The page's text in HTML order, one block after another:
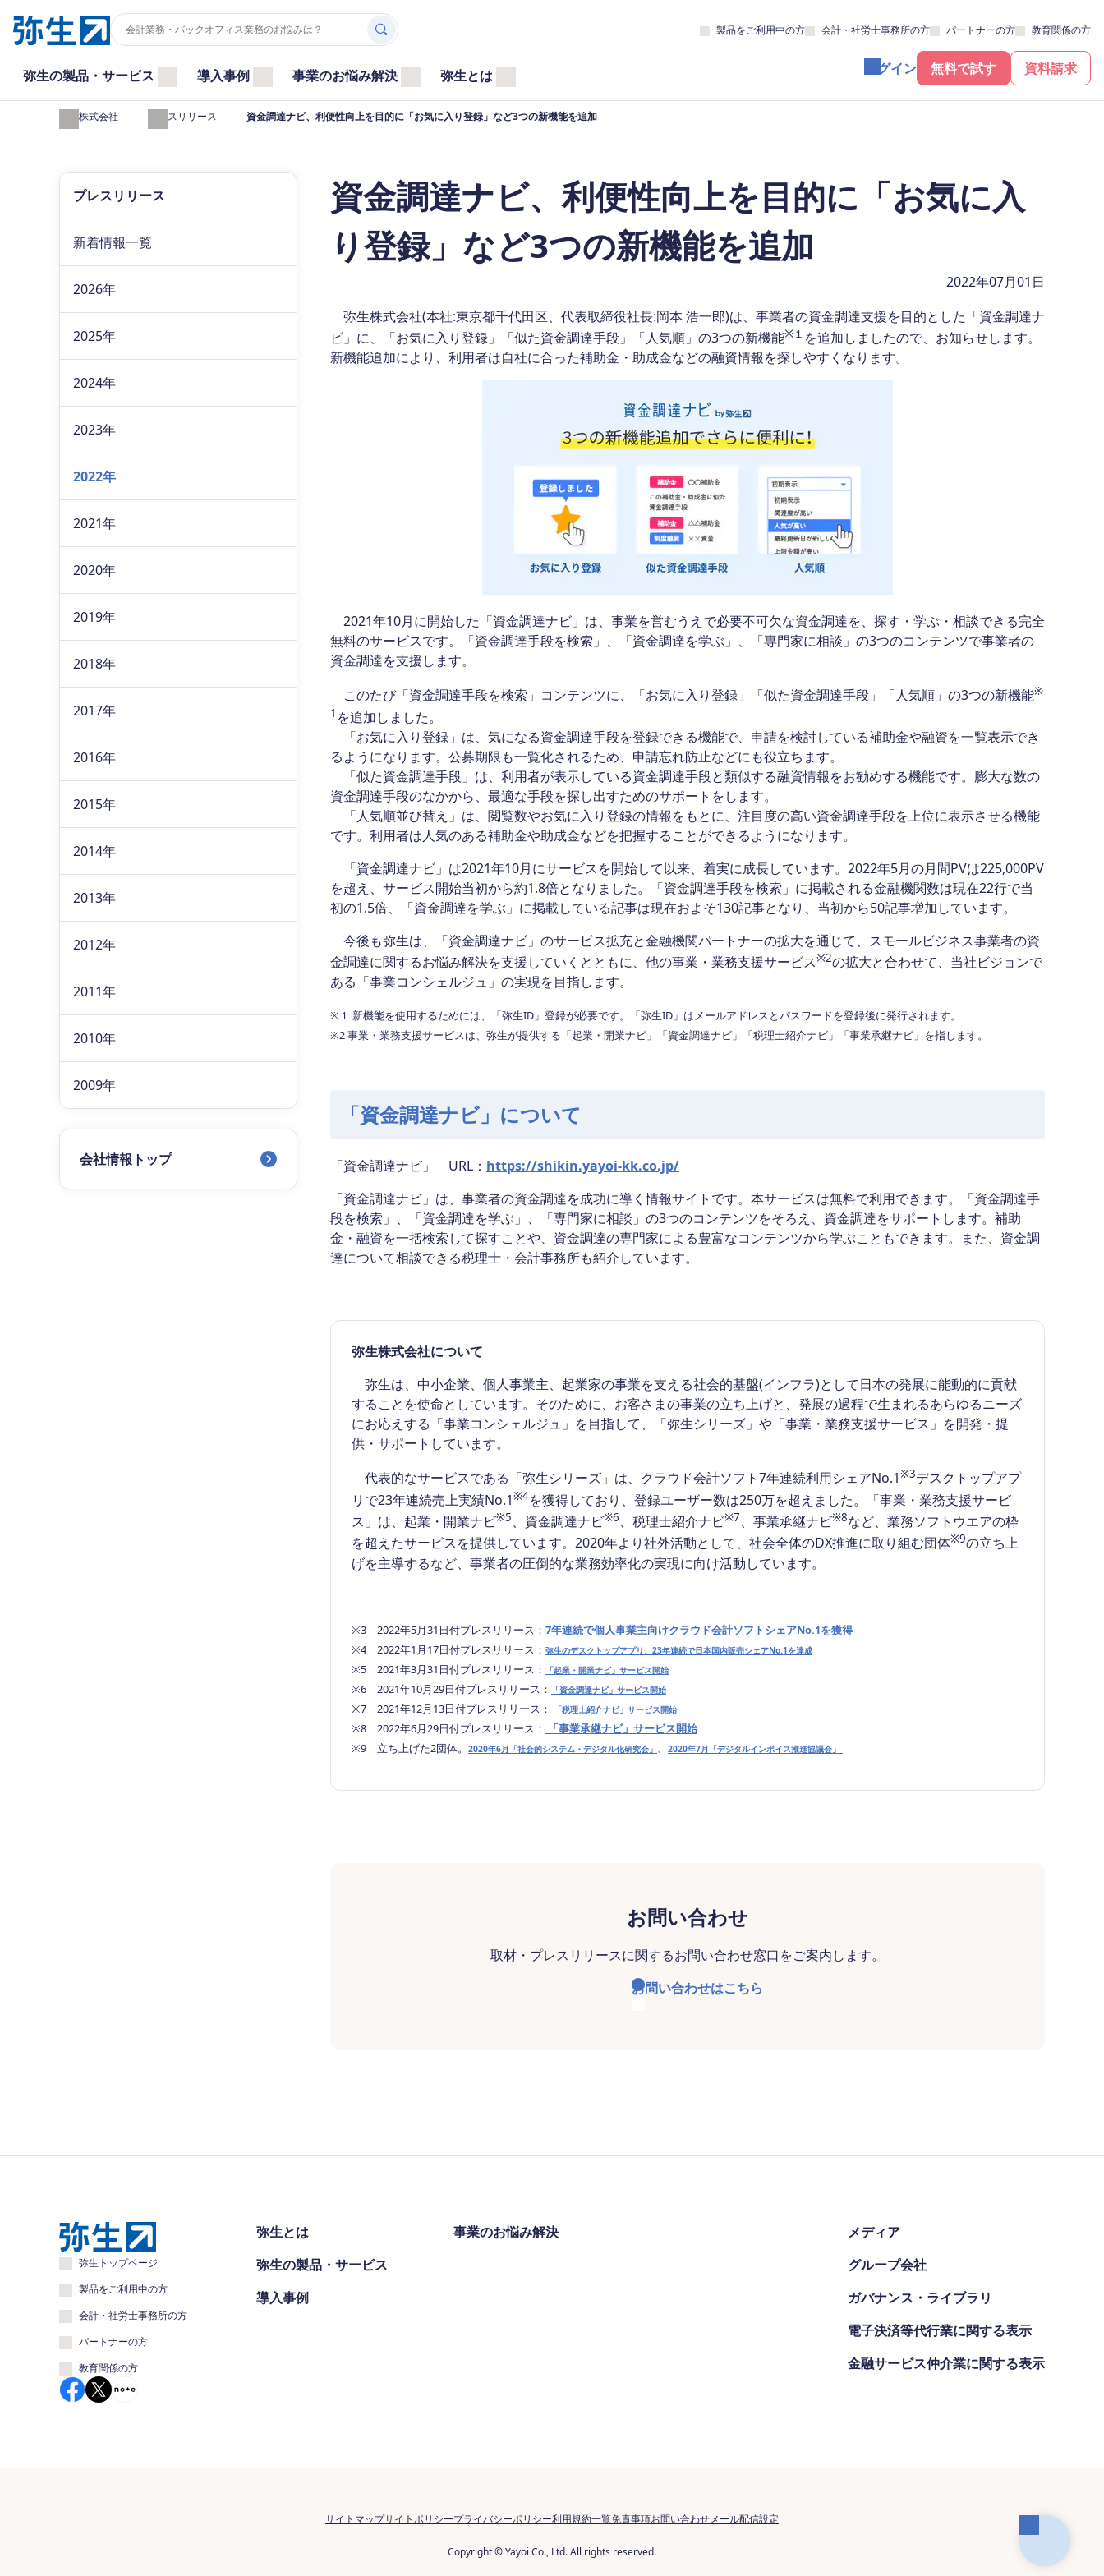
製品をご利用中の方 会計・社労士事務所の方 パートナーの方 教育関係の方
弥生の製品・サービス 導入事例 事業のお悩み解決 弥生とは 無料で試す 資料請求
ログイン
弥生株式会社 プレスリリース 資金調達ナビ、利便性向上を目的に「お気に入り登録」など3つの新機能を追加
資金調達ナビ、利便性向上を目的に「お気に入
り登録」など3つの新機能を追加
2022年07月01日
弥生株式会社(本社:東京都千代田区、代表取締役社長:岡本 浩一郎)は、事業者の資金調達支援を目的とした「資金調達ナ
ビ」に、「お気に入り登録」「似た資金調達手段」「人気順」の3つの新機能※１ を追加しましたので、お知らせします。
新機能追加により、利用者は自社に合った補助金・助成金などの融資情報を探しやすくなります。
2021年10月に開始した「資金調達ナビ」は、事業を営むうえで必要不可欠な資金調達を、探す・学ぶ・相談できる完全
無料のサービスです。「資金調達手段を検索」、「資金調達を学ぶ」、「専門家に相談」の3つのコンテンツで事業者の
資金調達を支援します。
このたび「資金調達手段を検索」コンテンツに、「お気に入り登録」「似た資金調達手段」「人気順」の3つの新機能※
1 を追加しました。
「お気に入り登録」は、気になる資金調達手段を登録できる機能で、申請を検討している補助金や融資を一覧表示でき
るようになります。公募期限も一覧化されるため、申請忘れ防止などにも役立ちます。
「似た資金調達手段」は、利用者が表示している資金調達手段と類似する融資情報をお勧めする機能です。膨大な数の
資金調達手段のなかから、最適な手段を探し出すためのサポートをします。
「人気順並び替え」は、閲覧数やお気に入り登録の情報をもとに、注目度の高い資金調達手段を上位に表示させる機能
です。利用者は人気のある補助金や助成金などを把握することができるようになります。
「資金調達ナビ」は2021年10月にサービスを開始して以来、着実に成長しています。2022年5月の月間PVは225,000PV
を超え、サービス開始当初から約1.8倍となりました。「資金調達手段を検索」に掲載される金融機関数は現在22行で当
初の1.5倍、「資金調達を学ぶ」に掲載している記事は現在およそ130記事となり、当初から50記事増加しています。
今後も弥生は、「資金調達ナビ」のサービス拡充と金融機関パートナーの拡大を通じて、スモールビジネス事業者の資
金調達に関するお悩み解決を支援していくとともに、他の事業・業務支援サービス※2の拡大と合わせて、当社ビジョンで
ある「事業コンシェルジュ」の実現を目指します。
※１ 新機能を使用するためには、「弥生ID」登録が必要です。「弥生ID」はメールアドレスとパスワードを登録後に発行されます。
※2 事業・業務支援サービスは、弥生が提供する「起業・開業ナビ」「資金調達ナビ」「税理士紹介ナビ」「事業承継ナビ」を指します。
「資金調達ナビ」について
「資金調達ナビ」 URL： https://shikin.yayoi-kk.co.jp/
「資金調達ナビ」は、事業者の資金調達を成功に導く情報サイトです。本サービスは無料で利用できます。「資金調達手
段を検索」、「資金調達を学ぶ」、「専門家に相談」の3つのコンテンツをそろえ、資金調達をサポートします。補助
金・融資を一括検索して探すことや、資金調達の専門家による豊富なコンテンツから学ぶこともできます。また、資金調
達について相談できる税理士・会計事務所も紹介しています。
弥生株式会社について
弥生は、中小企業、個人事業主、起業家の事業を支える社会的基盤(インフラ)として日本の発展に能動的に貢献
することを使命としています。そのために、お客さまの事業の立ち上げと、発展の過程で生まれるあらゆるニーズ
にお応えする「事業コンシェルジュ」を目指して、「弥生シリーズ」や「事業・業務支援サービス」を開発・提
供・サポートしています。
代表的なサービスである「弥生シリーズ」は、クラウド会計ソフト7年連続利用シェアNo.1※3デスクトップアプ
リで23年連続売上実績No.1※4を獲得しており、登録ユーザー数は250万を超えました。「事業・業務支援サービ
ス」は、起業・開業ナビ※5、資金調達ナビ※6、税理士紹介ナビ※7、事業承継ナビ※8など、業務ソフトウエアの枠
を超えたサービスを提供しています。2020年より社外活動として、社会全体のDX推進に取り組む団体※9の立ち上
げを主導するなど、事業者の圧倒的な業務効率化の実現に向け活動しています。
※3 2022年5月31日付プレスリリース： 7年連続で個人事業主向けクラウド会計ソフトシェアNo.1を獲得
※4 2022年1月17日付プレスリリース： 弥生のデスクトップアプリ、23年連続で日本国内販売シェアNo.1を達成
※5 2021年3月31日付プレスリリース： 「起業・開業ナビ」サービス開始
※6 2021年10月29日付プレスリリース： 「資金調達ナビ」サービス開始
※7 2021年12月13日付プレスリリース： 「税理士紹介ナビ」サービス開始
※8 2022年6月29日付プレスリリース：
「事業承継ナビ」サービス開始
※9 立ち上げた2団体。
2020年6月「社会的システム・デジタル化研究会」 、 2020年7月「デジタルインボイス推進協議会」
お問い合わせ
取材・プレスリリースに関するお問い合わせ窓口をご案内します。
お問い合わせはこちら
プレスリリース
新着情報一覧
2026年
2025年
2024年
2023年
2022年
2021年
2020年
2019年
2018年
2017年
2016年
2015年
2014年
2013年
2012年
2011年
2010年
2009年
会社情報トップ
弥生トップページ
製品をご利用中の方
会計・社労士事務所の方
パートナーの方
教育関係の方
弥生とは
弥生の製品・サービス
導入事例
事業のお悩み解決
メディア
グループ会社
ガバナンス・ライブラリ
電子決済等代行業に関する表示
金融サービス仲介業に関する表示
サイトマップサイトポリシープライバシーポリシー利用規約一覧免責事項お問い合わせメール配信設定
Copyright © Yayoi Co., Ltd. All rights reserved.